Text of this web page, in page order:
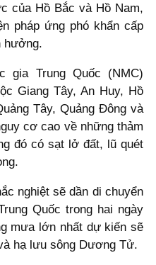
của Hồ Bắc và Hồ Nam,
pháp ứng phó khẩn cấp
hưởng.
gia Trung Quốc (NMC)
Giang Tây, An Huy, Hồ
Tây, Quảng Đông và
cơ cao về những thảm
đó có sạt lở đất, lũ quét
nghiệt sẽ dần di chuyển
Quốc trong hai ngày
mưa lớn nhất dự kiến sẽ
hạ lưu sông Dương Tử.